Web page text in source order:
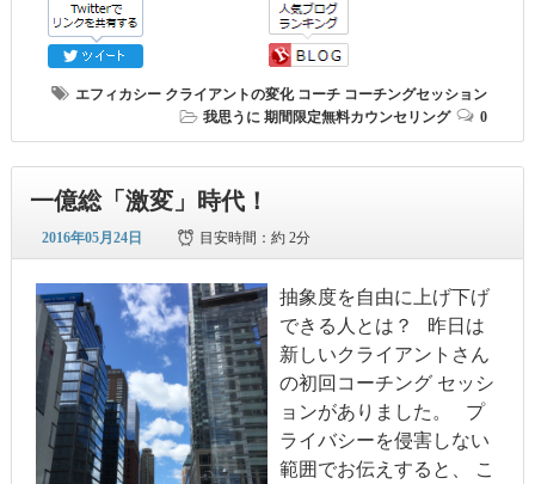
エフィカシー クライアントの変化 コーチ コーチングセッション
我思うに 期間限定無料カウンセリング 0
一億総「激変」時代！
2016年05月24日 目安時間：約 2分
抽象度を自由に上げ下げ
できる人とは？ 昨日は
新しいクライアントさん
の初回コーチング セッシ
ョンがありました。 プ
ライバシーを侵害しない
範囲でお伝えすると、 こ